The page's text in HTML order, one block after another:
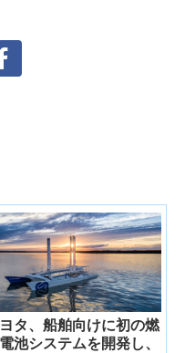
ヨタ、船舶向けに初の燃
池システムを開発し、